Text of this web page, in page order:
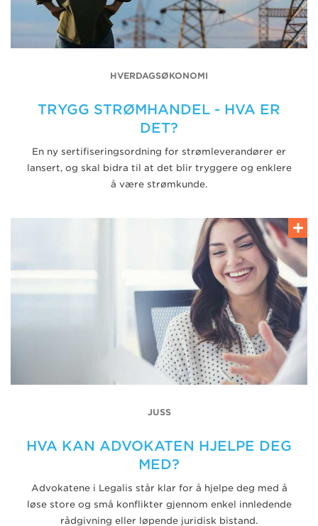
HVERDAGSØKONOMI
TRYGG STRØMHANDEL - HVA ER
DET?
En ny sertifiseringsordning for strømleverandører er
lansert, og skal bidra til at det blir tryggere og enklere
å være strømkunde.
JUSS
HVA KAN ADVOKATEN HJELPE DEG
MED?
Advokatene i Legalis står klar for å hjelpe deg med å
løse store og små konflikter gjennom enkel innledende
rådgivning eller løpende juridisk bistand.